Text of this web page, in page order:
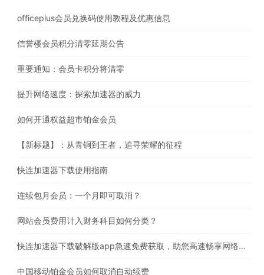
officeplus会员兑换码使用教程及优惠信息
信誉楼会员积分清零延期公告
重要通知：会员卡积分将清零
提升网络速度：探索加速器的威力
如何开通权益超市铂金会员
【新标题】：从青铜到王者，追寻荣耀的征程
快连加速器下载使用指南
连续包月会员：一个月即可取消？
网站会员费用计入财务科目如何分类？
快连加速器下载破解版app急速免费获取，助您高速畅享网络体验
中国移动铂金会员如何取消自动续费